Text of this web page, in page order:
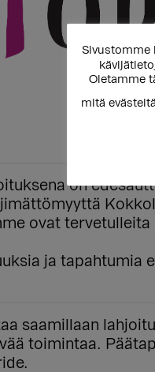
on
ovat
ja tapahtumia
saamillaan
toimintaa.
Sivustomme
Oletamme
mitä